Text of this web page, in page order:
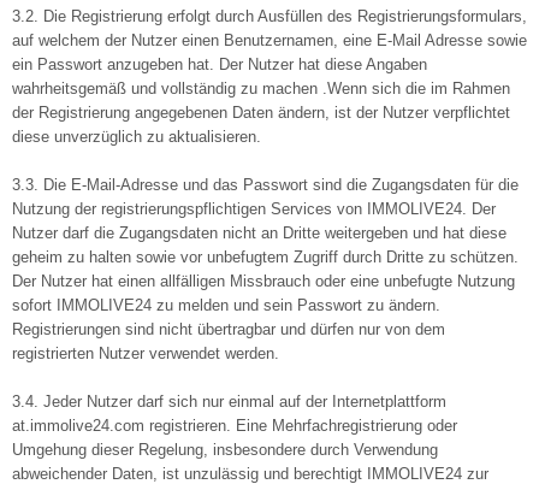
3.2. Die Registrierung erfolgt durch Ausfüllen des Registrierungsformulars,
auf welchem der Nutzer einen Benutzernamen, eine E-Mail Adresse sowie
ein Passwort anzugeben hat. Der Nutzer hat diese Angaben
wahrheitsgemäß und vollständig zu machen .Wenn sich die im Rahmen
der Registrierung angegebenen Daten ändern, ist der Nutzer verpflichtet
diese unverzüglich zu aktualisieren.
3.3. Die E-Mail-Adresse und das Passwort sind die Zugangsdaten für die
Nutzung der registrierungspflichtigen Services von IMMOLIVE24. Der
Nutzer darf die Zugangsdaten nicht an Dritte weitergeben und hat diese
geheim zu halten sowie vor unbefugtem Zugriff durch Dritte zu schützen.
Der Nutzer hat einen allfälligen Missbrauch oder eine unbefugte Nutzung
sofort IMMOLIVE24 zu melden und sein Passwort zu ändern.
Registrierungen sind nicht übertragbar und dürfen nur von dem
registrierten Nutzer verwendet werden.
3.4. Jeder Nutzer darf sich nur einmal auf der Internetplattform
at.immolive24.com registrieren. Eine Mehrfachregistrierung oder
Umgehung dieser Regelung, insbesondere durch Verwendung
abweichender Daten, ist unzulässig und berechtigt IMMOLIVE24 zur